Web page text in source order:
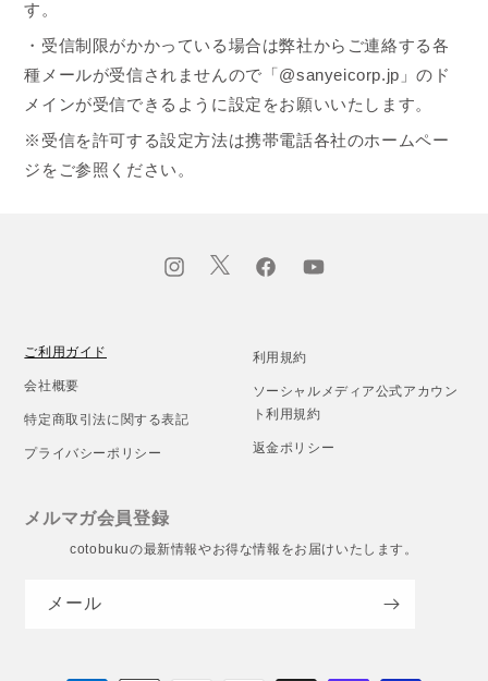
す。
・受信制限がかかっている場合は弊社からご連絡する各
種メールが受信されませんので「@sanyeicorp.jp 」のド
メインが受信できるように設定をお願いいたします。
※受信を許可する設定方法は携帯電話各社のホームペー
ジをご参照ください。
InstagramTwitterFacebookYouTube
ご利用ガイド
会社概要
特定商取引法に関する表記
プライバシーポリシー
利用規約
ソーシャルメディア公式アカウン
ト利用規約
返金ポリシー
メルマガ会員登録
cotobukuの最新情報やお得な情報をお届けいたします。
メール